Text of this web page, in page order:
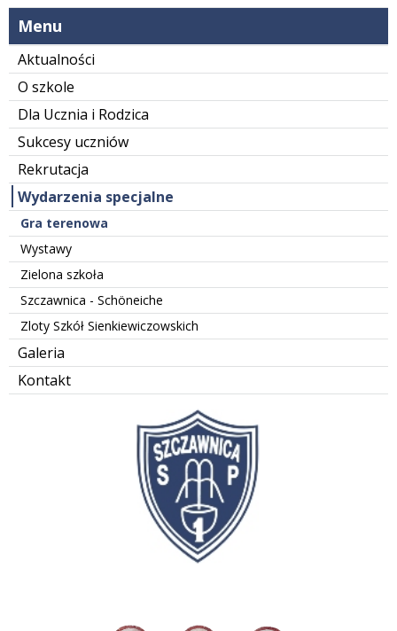
Menu
Aktualności
O szkole
Dla Ucznia i Rodzica
Sukcesy uczniów
Rekrutacja
Wydarzenia specjalne
Gra terenowa
Wystawy
Zielona szkoła
Szczawnica - Schöneiche
Zloty Szkół Sienkiewiczowskich
Galeria
Kontakt